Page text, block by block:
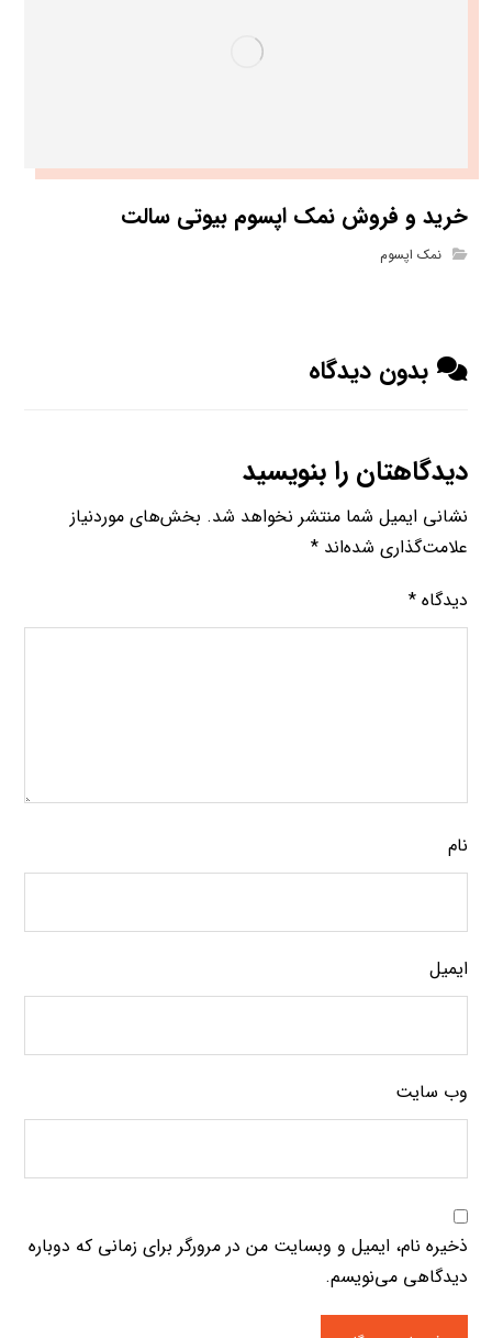
خرید و فروش نمک اپسوم بیوتی سالت
نمک اپسوم
بدون دیدگاه
دیدگاهتان را بنویسید
نشانی ایمیل شما منتشر نخواهد شد. بخش‌های موردنیاز
علامت‌گذاری شده‌اند*
دیدگاه*
نام
ایمیل
وب‌ سایت
ذخیره نام، ایمیل و وبسایت من در مرورگر برای زمانی که دوباره
دیدگاهی می‌نویسم.